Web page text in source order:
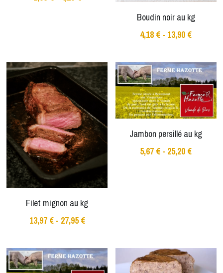
Boudin noir au kg
4,18 € - 13,90 €
Filet mignon au kg
13,97 € - 27,95 €
Jambon persillé au kg
5,67 € - 25,20 €